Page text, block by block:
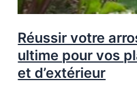
Réussir votre
ultime pour vos
et d’extérieur